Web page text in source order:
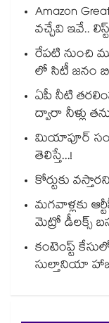
Amazon
వచ్చేవి ఇవే..
రేపటి నుంచి
లో సిటీ జనం
ఏపీ నీటి
ద్వారా నీళ్లు
మియాపూర్
తెలిస్తే...!
కోర్టుకు
మగవాళ్లకు
మెట్రో డీలక్స్
కంటెంప్ట్
సుల్తానియా